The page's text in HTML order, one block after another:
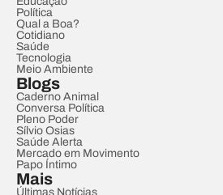
Política
Qual a Boa?
Cotidiano
Saúde
Tecnologia
Meio Ambiente
Blogs
Caderno Animal
Conversa Política
Pleno Poder
Sílvio Osias
Saúde Alerta
Mercado em Movimento
Papo Íntimo
Mais
Últimas Notícias